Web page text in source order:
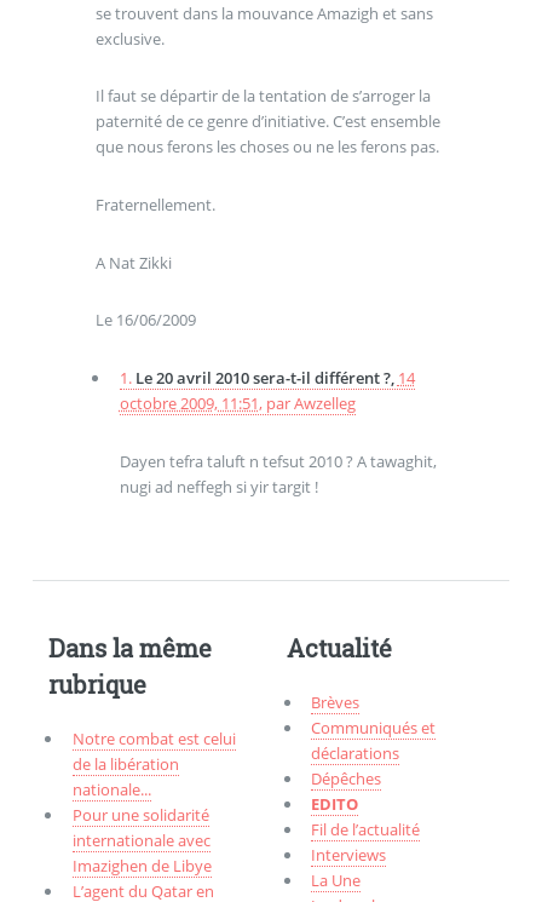
se trouvent dans la mouvance Amazigh et sans
exclusive.
Il faut se départir de la tentation de s’arroger la
paternité de ce genre d’initiative. C’est ensemble
que nous ferons les choses ou ne les ferons pas.
Fraternellement.
A Nat Zikki
Le 16/06/2009
1. Le 20 avril 2010 sera-t-il différent ?, 14
octobre 2009, 11:51, parAwzelleg
Dayen tefra taluft n tefsut 2010 ? A tawaghit,
nugi ad neffegh si yir targit !
Dans la même
rubrique
Notre combat est celui
de la libération
nationale...
Pour une solidarité
internationale avec
Imazighen de Libye
L’agent du Qatar en
Actualité
Brèves
Communiqués et
déclarations
Dépêches
EDITO
Fil de l’actualité
Interviews
La Une